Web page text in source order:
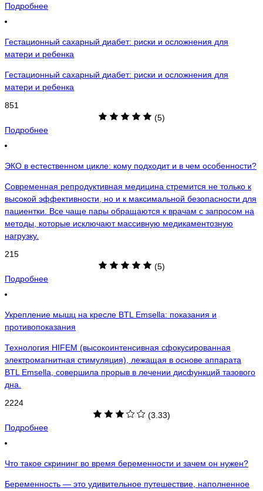
Подробнее
Гестационный сахарный диабет: риски и осложнения для
матери и ребенка
Гестационный сахарный диабет: риски и осложнения для
матери и ребенка
851
(5)
Подробнее
ЭКО в естественном цикле: кому подходит и в чем особенности?
Современная репродуктивная медицина стремится не только к
высокой эффективности, но и к максимальной безопасности для
пациентки. Все чаще пары обращаются к врачам с запросом на
методы, которые исключают массивную медикаментозную
нагрузку.
215
(5)
Подробнее
Укрепление мышц на кресле BTL Emsella: показания и
противопоказания
Технология HIFEM (высокоинтенсивная сфокусированная
электромагнитная стимуляция), лежащая в основе аппарата
BTL Emsella, совершила прорыв в лечении дисфункций тазового
дна.
2224
(3.33)
Подробнее
Что такое скрининг во время беременности и зачем он нужен?
Беременность — это удивительное путешествие, наполненное